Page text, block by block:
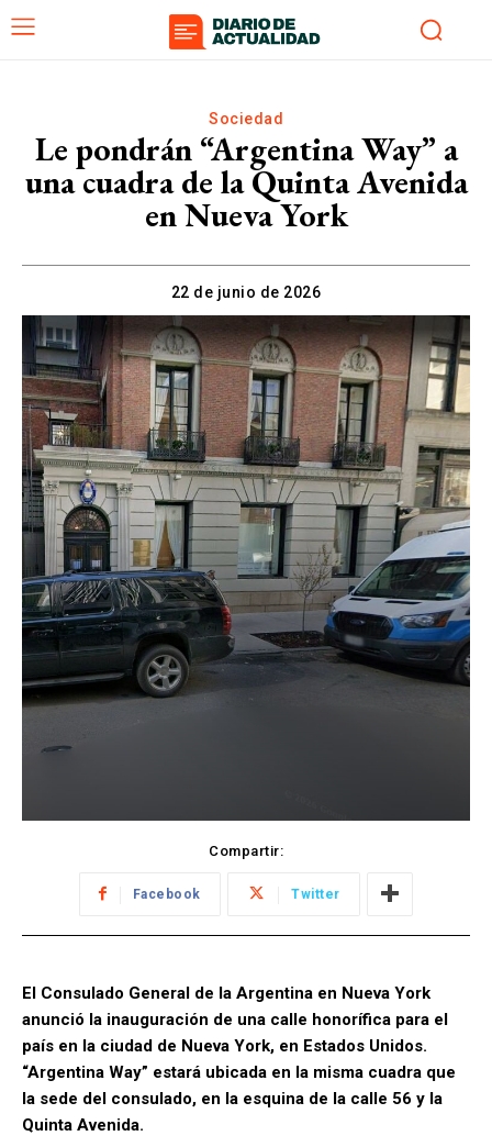
Sociedad
Le pondrán “Argentina Way” a
una cuadra de la Quinta Avenida
en Nueva York
22 de junio de 2026
Compartir:
Facebook Twitter
El Consulado General de la Argentina en Nueva York
anunció la inauguración de una calle honorífica para el
país en la ciudad de Nueva York, en Estados Unidos.
“Argentina Way” estará ubicada en la misma cuadra que
la sede del consulado, en la esquina de la calle 56 y la
Quinta Avenida.